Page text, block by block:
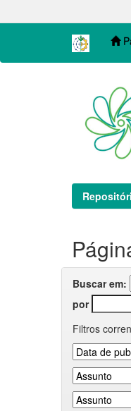
navigation
Buscar em:
por
Filtros